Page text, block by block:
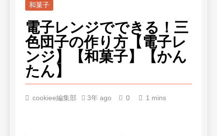
和菓子
電子レンジでできる！三
色団子の作り方【電子レ
ンジ】【和菓子】【かん
たん】
cookiee編集部 3年 ago 0 1 mins